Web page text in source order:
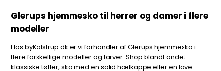
Glerups hjemmesko til herrer og damer i flere
modeller
Hos byKalstrup.dk er vi forhandler af Glerups hjemmesko i
flere forskellige modeller og farver. Shop blandt andet
klassiske tøfler, sko med en solid hælkappe eller en lave